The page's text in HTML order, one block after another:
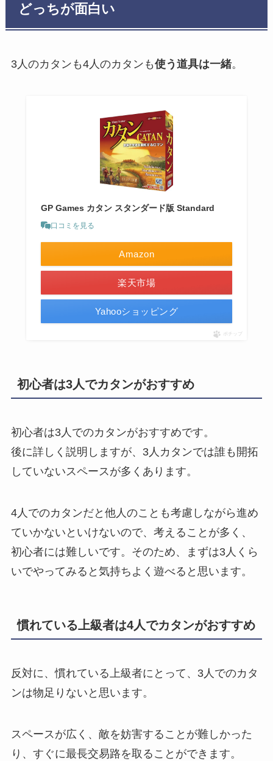
どっちが面白い
3人のカタンも4人のカタンも使う道具は一緒。
GP Games カタン スタンダード版 Standard
口コミを見る
Amazon
楽天市場
Yahooショッピング
ポチップ
初心者は3人でカタンがおすすめ
初心者は3人でのカタンがおすすめです。
後に詳しく説明しますが、3人カタンでは誰も開拓
していないスペースが多くあります。
4人でのカタンだと他人のことも考慮しながら進め
ていかないといけないので、考えることが多く、
初心者には難しいです。そのため、まずは3人くら
いでやってみると気持ちよく遊べると思います。
慣れている上級者は4人でカタンがおすすめ
反対に、慣れている上級者にとって、3人でのカタ
ンは物足りない と思います。
スペースが広く、敵を妨害することが難しかった
り、すぐに最長交易路を取ることができます。